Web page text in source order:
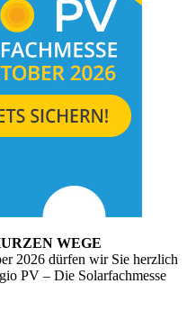
WEGE
2026 dürfen wir Sie herzlich
PV – Die Solarfachmesse